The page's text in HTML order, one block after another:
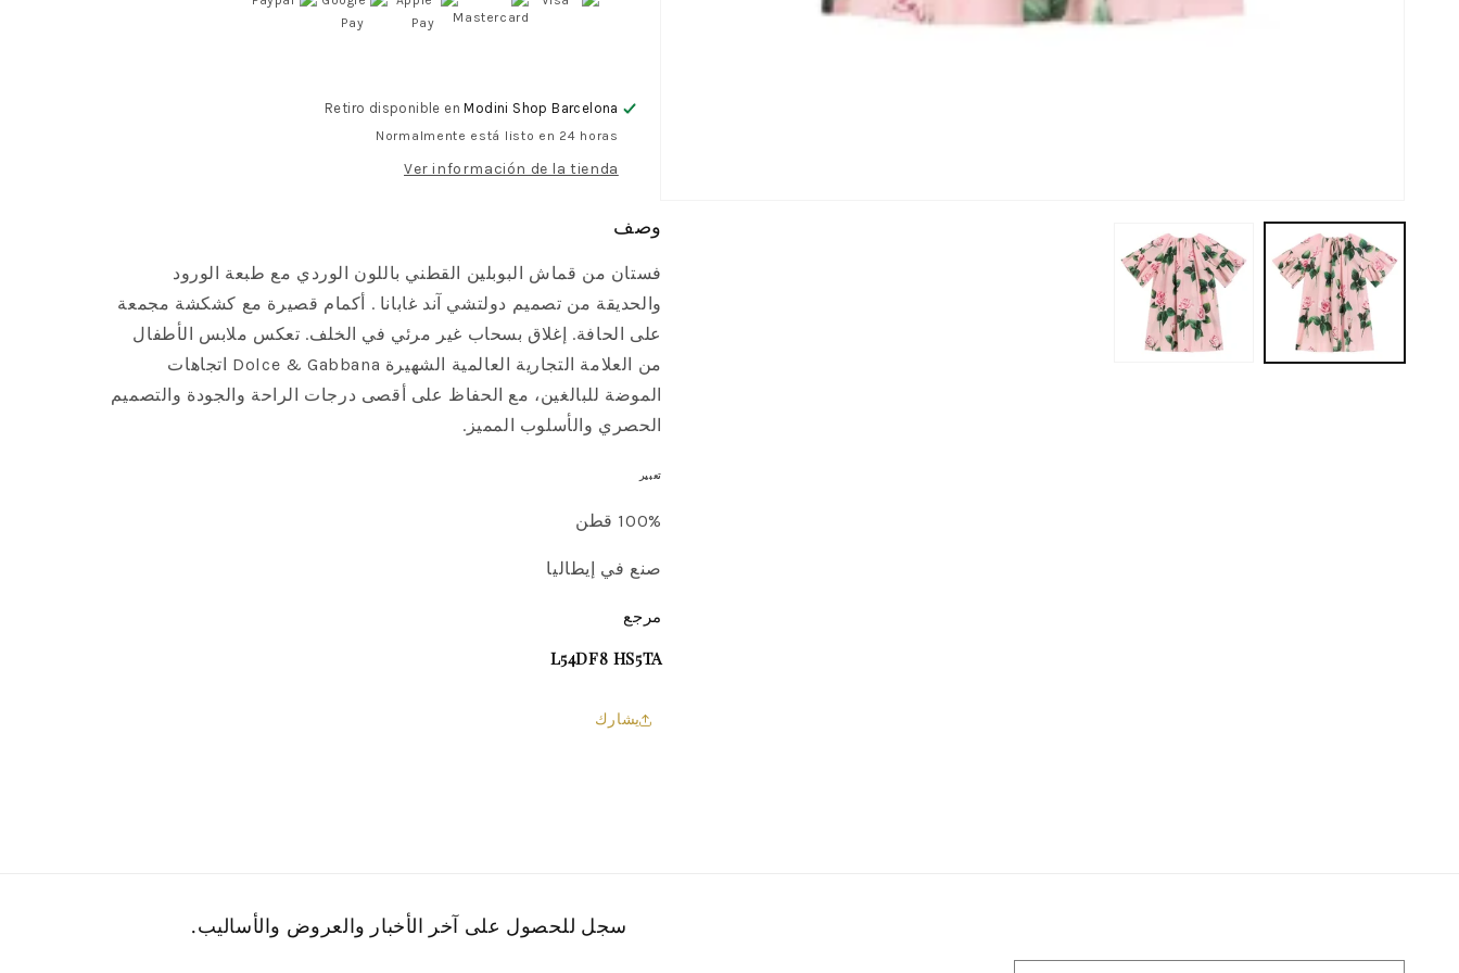
غابانا
للبنات
ورد
غابانا
للبنات
Retiro disponible enModini Shop Barcelona
Normalmente está listo en 24 horas
Ver información de la tienda
وصف
فستان من قماش البوبلين القطني باللون الوردي مع طبعة الورود
والحديقة من تصميم دولتشي آند غابانا . أكمام قصيرة مع كشكشة مجمعة
على الحافة. إغلاق بسحاب غير مرئي في الخلف. تعكس ملابس الأطفال
من العلامة التجارية العالمية الشهيرة Dolce & Gabbana اتجاهات
الموضة للبالغين، مع الحفاظ على أقصى درجات الراحة والجودة والتصميم
الحصري والأسلوب المميز.
تعبير
100% قطن
صنع في إيطاليا
مرجع
L54DF8 HS5TA
يشارك
سجل للحصول على آخر الأخبار والعروض والأساليب.